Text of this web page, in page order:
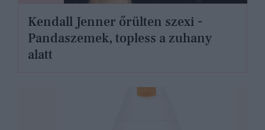
Kendall Jenner őrülten szexi -
Pandaszemek, topless a zuhany
alatt